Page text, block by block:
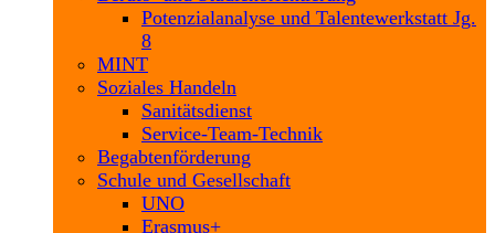
Potenzialanalyse und Talentewerkstatt Jg.
8
MINT
Soziales Handeln
Sanitätsdienst
Service-Team-Technik
Begabtenförderung
Schule und Gesellschaft
UNO
Erasmus+